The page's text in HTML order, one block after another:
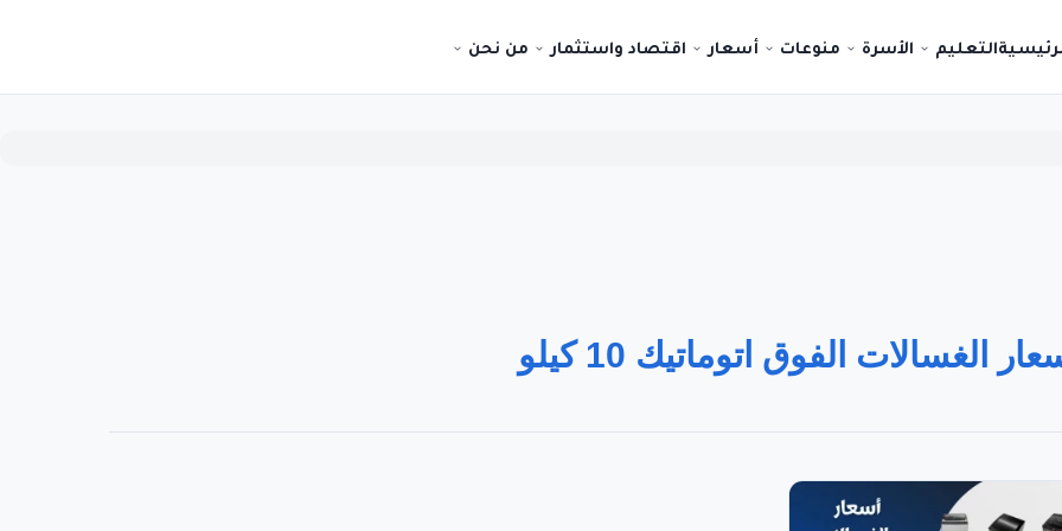
التعليم الأسرة منوعات أسعار اقتصاد واستثمار من نحن
الغسالات الفوق اتوماتيك 10 كيلو